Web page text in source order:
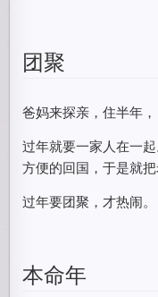
团聚
爸妈来探亲，住半年
过年就要一家人在一
方便的回国，于是就把
过年要团聚，才热闹。
本命年